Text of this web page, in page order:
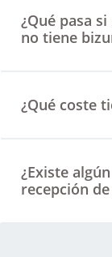
¿Qué pasa
no tiene
¿Qué coste
¿Existe
recepción